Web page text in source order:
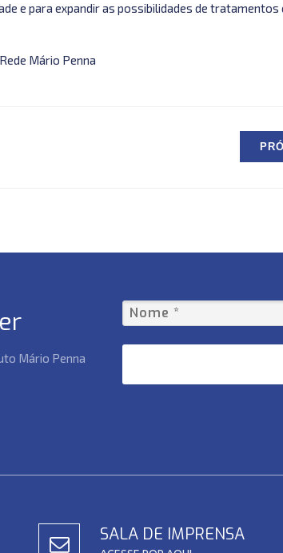
e para expandir as possibilidades de tratamentos
Mário Penna
Mário Penna
SALA DE IMPRENSA